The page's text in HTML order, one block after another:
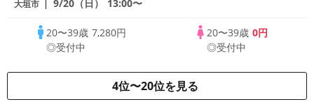
大垣市 9/20（日） 13:00〜
20〜39歳 7,280円
◎受付中
20〜39歳 0円
◎受付中
4位〜20位を見る